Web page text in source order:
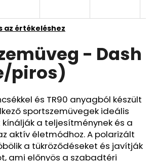
az értékeléshez
- Dash
piros)
és TR90 anyagból készült
sportszemüvegek ideális
a teljesítménynek és a
aktív életmódhoz. A polarizált
a tükröződéseket és javítják
ami előnyös a szabadtéri